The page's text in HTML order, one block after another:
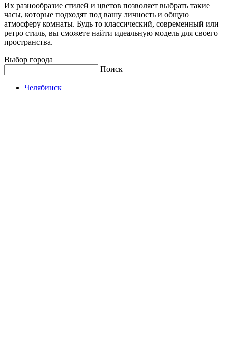
Их разнообразие стилей и цветов позволяет выбрать такие
часы, которые подходят под вашу личность и общую
атмосферу комнаты. Будь то классический, современный или
ретро стиль, вы сможете найти идеальную модель для своего
пространства.
Выбор города
Поиск
Челябинск